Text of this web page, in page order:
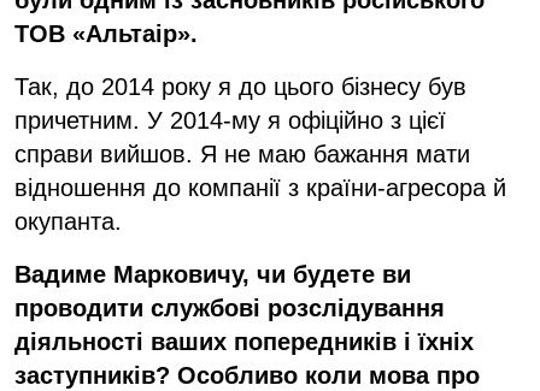
ТОВ «Альтаір».
Так, до 2014 року я до цього бізнесу був
причетним. У 2014-му я офіційно з цієї
справи вийшов. Я не маю бажання мати
відношення до компанії з країни-агресора й
окупанта.
Вадиме Марковичу, чи будете ви
проводити службові розслідування
діяльності ваших попередників і їхніх
заступників? Особливо коли мова про